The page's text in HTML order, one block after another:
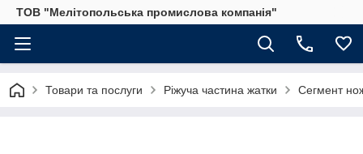
ТОВ "Мелітопольська промислова компанія"
Товари та послуги Ріжуча частина жатки Сегмент